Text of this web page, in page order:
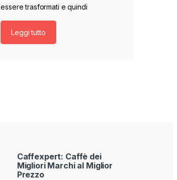
essere trasformati e quindi
Leggi tutto
Caffexpert: Caffè dei
Migliori Marchi al Miglior
Prezzo